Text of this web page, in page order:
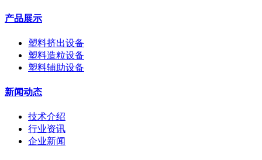
产品展示
塑料挤出设备
塑料造粒设备
塑料辅助设备
新闻动态
技术介绍
行业资讯
企业新闻